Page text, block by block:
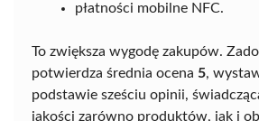
płatności mobilne NFC.
To zwiększa wygodę zakupów.
potwierdza średnia ocena 5,
podstawie sześciu opinii,
jakości zarówno produktów, jak i